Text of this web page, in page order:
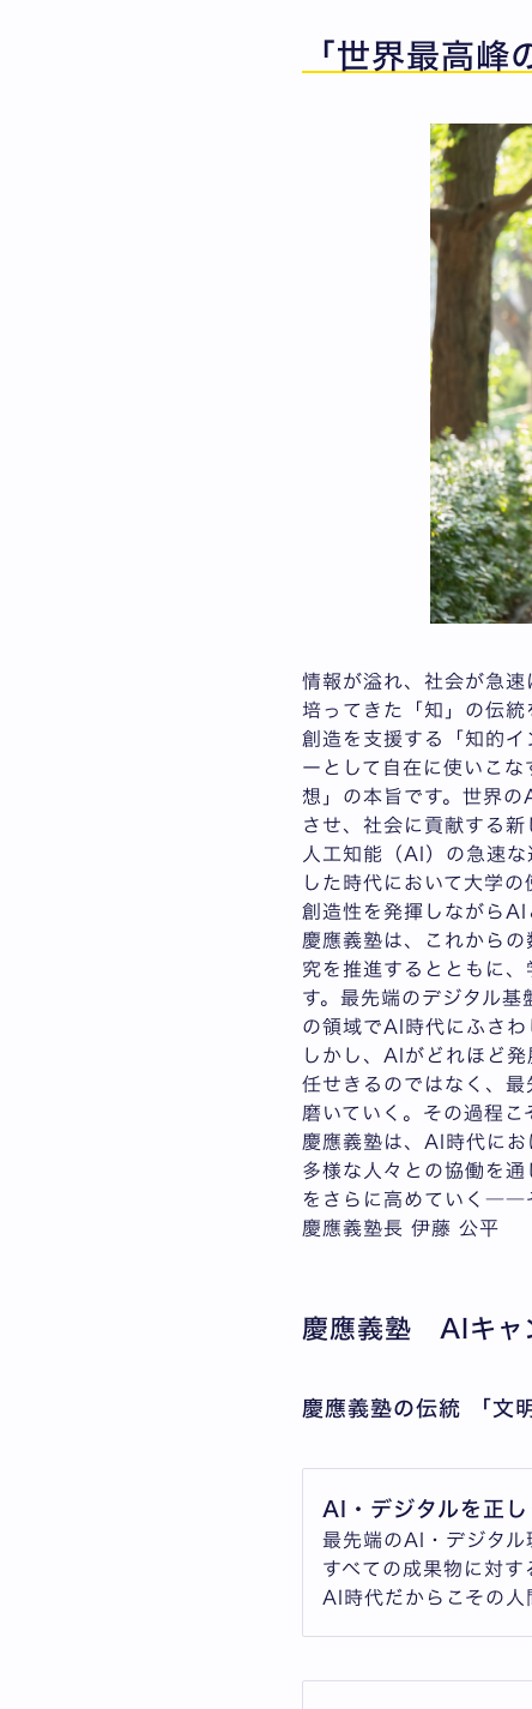
「世界最高
情報が溢れ、社会が急速
培ってきた「知」の伝
創造を支援する「知的
ーとして自在に使いこ
想」の本旨です。世界
させ、社会に貢献する新
人工知能（AI）の急速
した時代において大学
創造性を発揮しながらAI
慶應義塾は、これから
究を推進するとともに
す。最先端のデジタル
の領域でAI時代にふさわ
しかし、AIがどれほど
任せきるのではなく、
磨いていく。その過程こ
慶應義塾は、AI時代に
多様な人々との協働を
をさらに高めていく――
慶應義塾長 伊藤 公平
慶應義塾 AIキャ
慶應義塾の伝統 「文
AI・デジタルを正
最先端のAI・デジタル
すべての成果物に対
AI時代だからこその人